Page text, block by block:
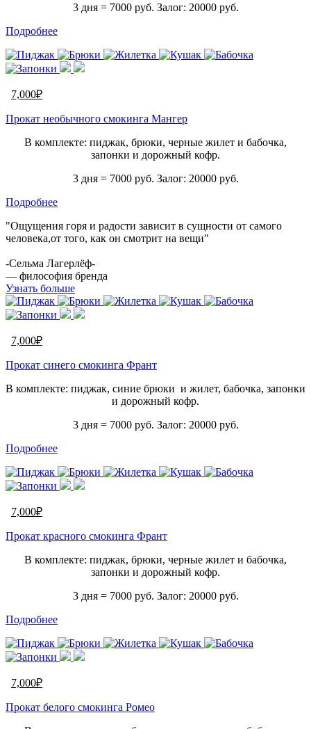
3 дня = 7000 руб. Залог: 20000 руб.
Подробнее
7,000₽
Прокат необычного смокинга Мангер
В комплекте: пиджак, брюки, черные жилет и бабочка,
запонки и дорожный кофр.
3 дня = 7000 руб. Залог: 20000 руб.
Подробнее
"Ощущения горя и радости зависит в сущности от самого
человека,от того, как он смотрит на вещи"
-Сельма Лагерлёф-
— философия бренда
Узнать больше
7,000₽
Прокат синего смокинга Франт
В комплекте: пиджак, синие брюки и жилет, бабочка, запонки
и дорожный кофр.
3 дня = 7000 руб. Залог: 20000 руб.
Подробнее
7,000₽
Прокат красного смокинга Франт
В комплекте: пиджак, брюки, черные жилет и бабочка,
запонки и дорожный кофр.
3 дня = 7000 руб. Залог: 20000 руб.
Подробнее
7,000₽
Прокат белого смокинга Ромео